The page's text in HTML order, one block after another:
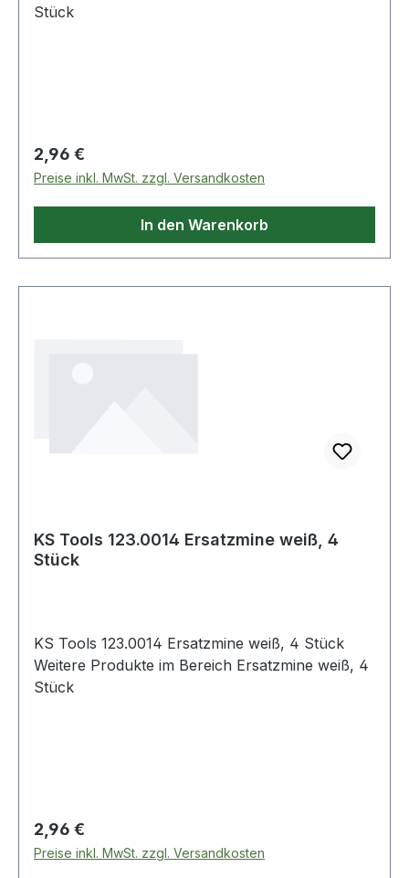
Stück
Regulärer Preis:
2,96 €
Preise inkl. MwSt. zzgl. Versandkosten
In den Warenkorb
KS Tools 123.0014 Ersatzmine weiß, 4
Stück
KS Tools 123.0014 Ersatzmine weiß, 4 Stück
Weitere Produkte im Bereich Ersatzmine weiß, 4
Stück
Regulärer Preis:
2,96 €
Preise inkl. MwSt. zzgl. Versandkosten